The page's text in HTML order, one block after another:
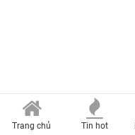
Trang chủ Tin hot